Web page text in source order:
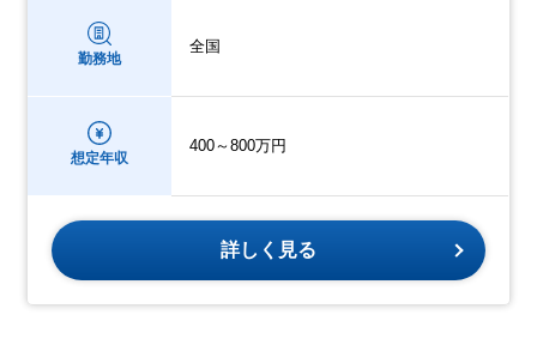
勤務地
全国
想定年収
400～800万円
詳しく見る